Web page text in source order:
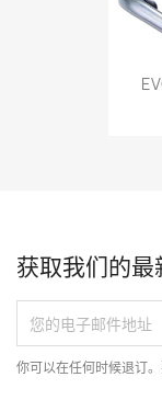
获取我们的
你可以在任何时候退订